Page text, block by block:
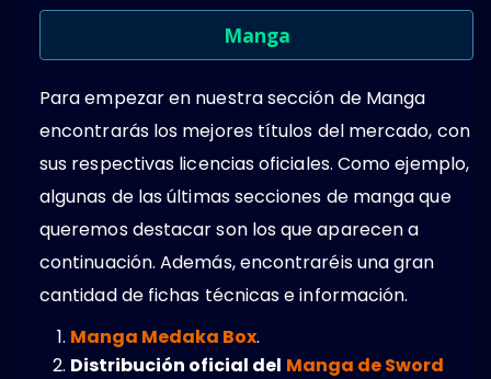
Manga
Para empezar en nuestra sección de Manga
encontrarás los mejores títulos del mercado, con
sus respectivas licencias oficiales. Como ejemplo,
algunas de las últimas secciones de manga que
queremos destacar son los que aparecen a
continuación. Además, encontraréis una gran
cantidad de fichas técnicas e información.
Manga Medaka Box.
Distribución oficial del Manga de Sword